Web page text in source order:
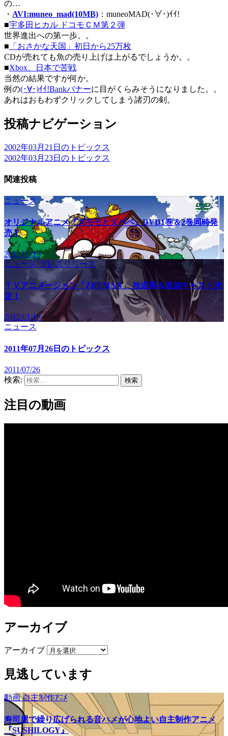
の…
・ AVI:muneo_mad(10MB) ：muneoMAD(･∀･)ｲｲ!
■宇多田ヒカル ドコモＣＭ第２弾
世界進出への第一歩。。
■ 「おさかな天国」初日から25万枚
CDが売れても魚の売り上げは上がるでしょうか。。
■Xbox、日本で苦戦
当然の結果ですが何か。
例の(･∀･)ｲｲ!Bankバナーに目がくらみそうになりました。。
あれはおもわずクリックしてしまう諸刃の剣。
投稿ナビゲーション
2002年03月21日のトピックス
2002年03月23日のトピックス
関連投稿
ニュース
オリジナルアニメ『ズモモとヌペペ』DVD1巻＆2巻同時発
売！
2012/09/19
ニュース プレスリリース
ＴＶアニメーション「ZETMAN」 放送局＆追加キャスト決
定！
2012/01/10
ニュース
2011年07月26日のトピックス
2011/07/26
検索:
注目の動画
アーカイブ
アーカイブ
見逃しています
動画自主制作ｱﾆﾒ
寿司屋で繰り広げられる音ハメが心地よい自主制作アニメ
『SUSHILOGY』